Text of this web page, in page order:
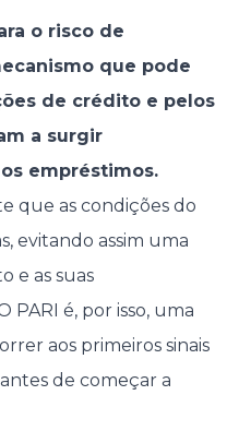
o risco de
que pode
de crédito e pelos
a surgir
empréstimos.
que as condições do
evitando assim uma
e as suas
PARI é, por isso, uma
aos primeiros sinais
de começar a